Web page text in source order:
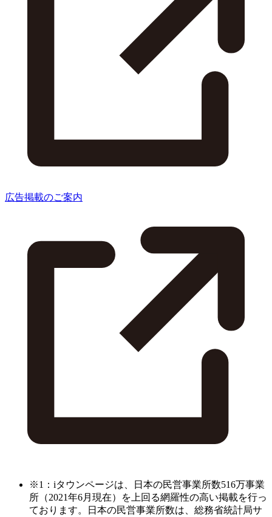
広告掲載のご案内
※1：iタウンページは、日本の民営事業所数516万事業
所（2021年6月現在）を上回る網羅性の高い掲載を行っ
ております。日本の民営事業所数は、総務省統計局サ